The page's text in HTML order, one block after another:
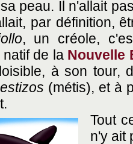
peau. Il n'allait
par définition,
, un créole,
de la Nouvelle
à son tour,
(métis), et à
Tout
n'y ait